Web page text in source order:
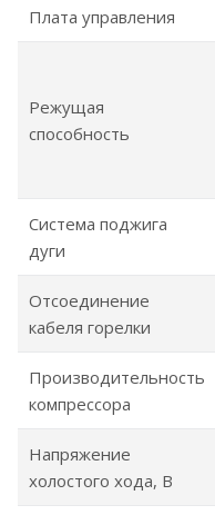
Плата управления
Режущая
способность
Система поджига
дуги
Отсоединение
кабеля горелки
Производительность
компрессора
Напряжение
холостого хода, В